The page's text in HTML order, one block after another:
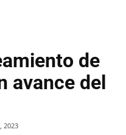
de
avance del
2023